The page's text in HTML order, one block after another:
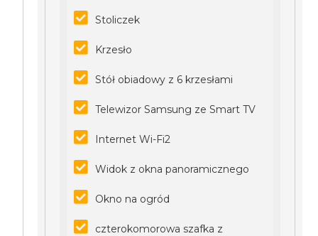
Stoliczek
Krzesło
Stół obiadowy z 6 krzesłami
Telewizor Samsung ze Smart TV
Internet Wi-Fi2
Widok z okna panoramicznego
Okno na ogród
czterokomorowa szafka z